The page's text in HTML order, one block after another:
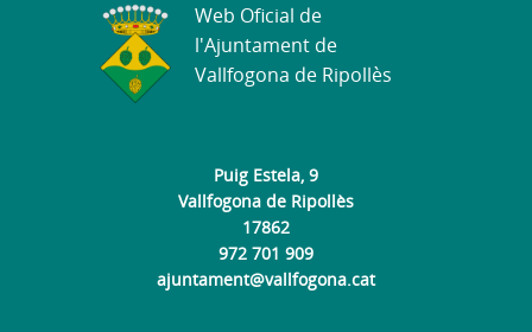
Puig Estela, 9
Vallfogona de Ripollès
17862
972 701 909
ajuntament@vallfogona.cat
Web Oficial de
l'Ajuntament de
Vallfogona de Ripollès